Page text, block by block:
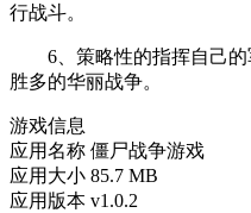
行战斗。
6、策略性的指挥自己的
胜多的华丽战争。
游戏信息
应用名称 僵尸战争游戏
应用大小 85.7 MB
应用版本 v1.0.2